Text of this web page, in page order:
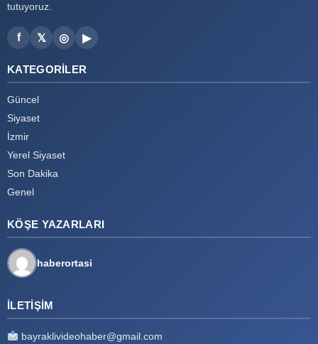
tutuyoruz.
f 𝕏 ◎ ▶
KATEGORILER
Güncel
Siyaset
İzmir
Yerel Siyaset
Son Dakika
Genel
KÖŞE YAZARLARI
haberortasi
İLETIŞIM
bayraklivideohaber@gmail.com